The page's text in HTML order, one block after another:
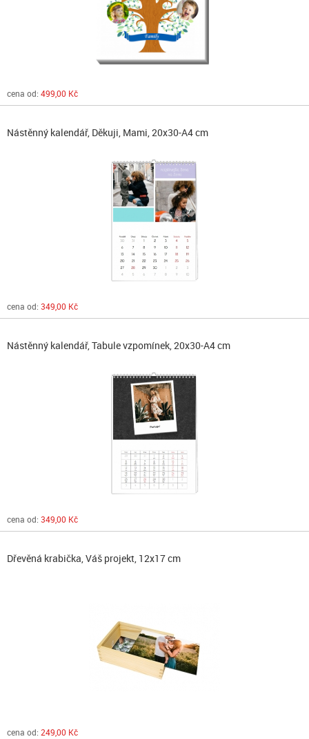
cena od: 499,00 Kč
Nástěnný kalendář, Děkuji, Mami, 20x30-A4 cm
cena od: 349,00 Kč
Nástěnný kalendář, Tabule vzpomínek, 20x30-A4 cm
cena od: 349,00 Kč
Dřevěná krabička, Váš projekt, 12x17 cm
cena od: 249,00 Kč